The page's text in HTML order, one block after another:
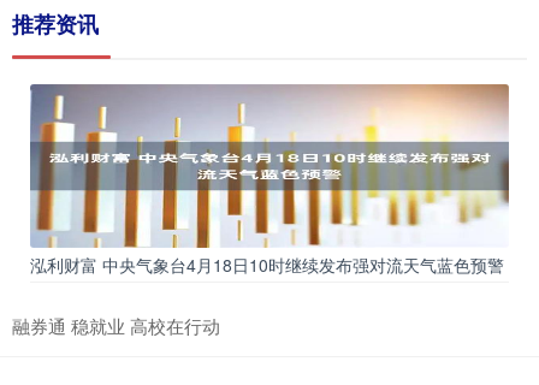
推荐资讯
泓利财富 中央气象台4月18日10时继续发布强对流天气蓝色预警
融券通 稳就业 高校在行动